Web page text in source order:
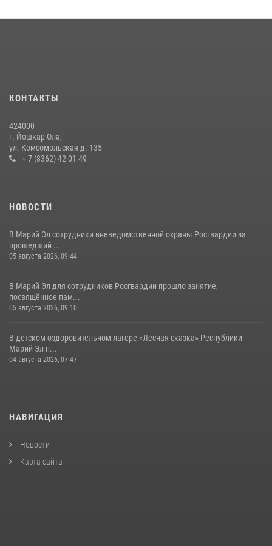
Управление Росгвардии по Республике Марий Эл приняло участие в
09 июля 2026, 06:04
Управление Росгвардии по Республике Марий Эл продолжает
КОНТАКТЫ
424000
г. Йошкар-Ола,
ул. Комсомольская д. 135
+ 7 (8362) 42-01-49
НОВОСТИ
В Марий Эл сотрудники вневедомственной охраны Росгвардии за
прошедший ...
05 августа 2026, 09:44
В Марий Эл для сотрудников Росгвардии прошло занятие,
посвящённое пам...
05 августа 2026, 09:10
В детском оздоровительном лагере «Лесная сказка» Республики
Марий Эл п...
04 августа 2026, 07:47
НАВИГАЦИЯ
Новости
Карта сайта